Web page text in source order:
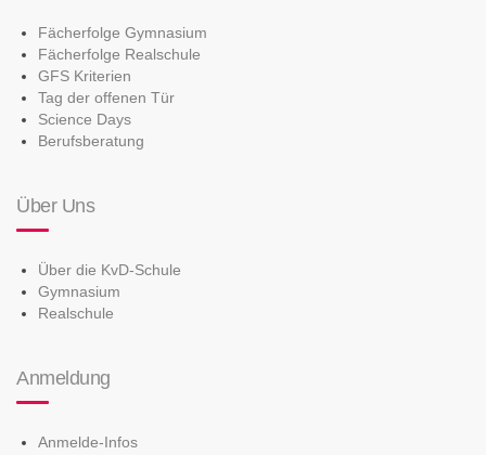
Fächerfolge Gymnasium
Fächerfolge Realschule
GFS Kriterien
Tag der offenen Tür
Science Days
Berufsberatung
Über Uns
Über die KvD-Schule
Gymnasium
Realschule
Anmeldung
Anmelde-Infos